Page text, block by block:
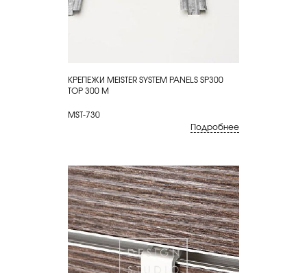
КУПИТЬ
КРЕПЕЖИ MEISTER SYSTEM PANELS SP300
TOP 300 M
MST-730
Подробнее